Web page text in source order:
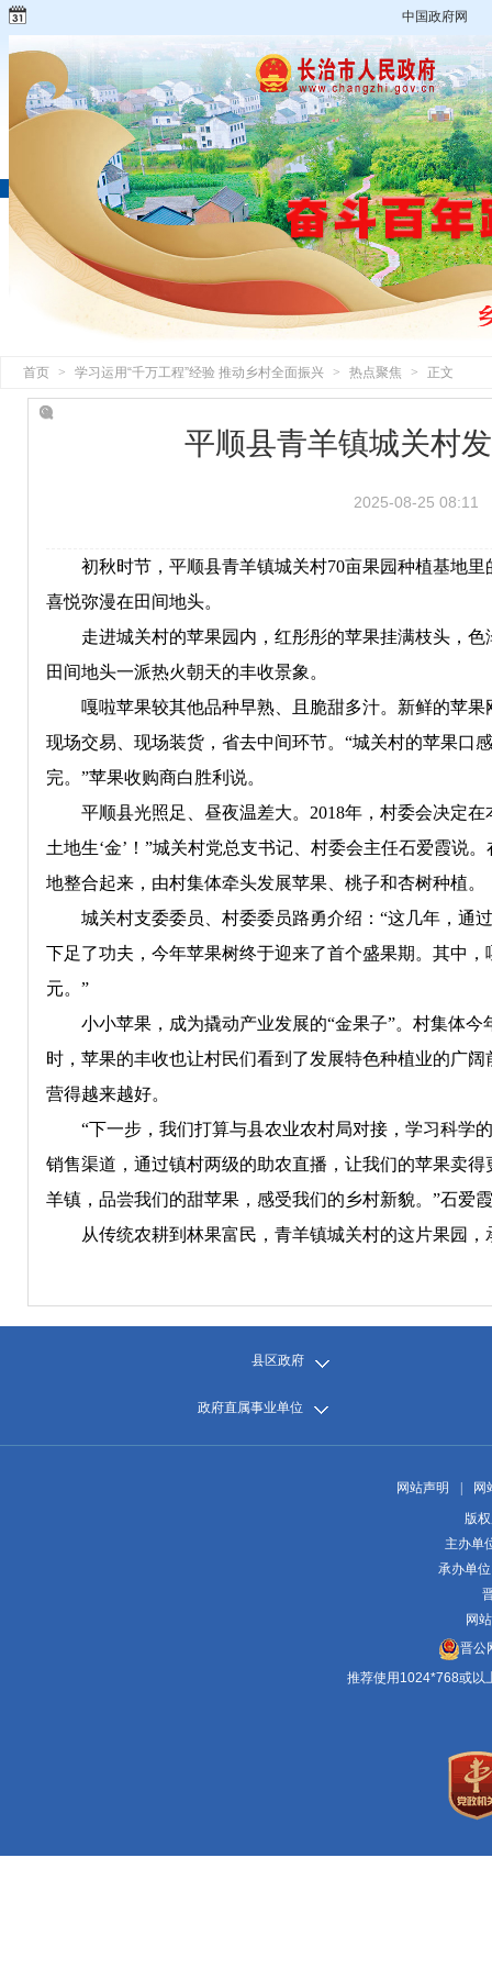
中国政府网
首页 > 学习运用“千万工程”经验 推动乡村全面振兴 > 热点聚焦 > 正文
平顺县青羊镇城关村
2025-08-25 08:11
初秋时节，平顺县青羊镇城关村70亩果园种植基地里
喜悦弥漫在田间地头。
走进城关村的苹果园内，红彤彤的苹果挂满枝头，色
田间地头一派热火朝天的丰收景象。
嘎啦苹果较其他品种早熟、且脆甜多汁。新鲜的苹果
现场交易、现场装货，省去中间环节。“城关村的苹果口
完。”苹果收购商白胜利说。
平顺县光照足、昼夜温差大。2018年，村委会决定在
土地生‘金’！”城关村党总支书记、村委会主任石爱霞说
地整合起来，由村集体牵头发展苹果、桃子和杏树种植。
城关村支委委员、村委委员路勇介绍：“这几年，通
下足了功夫，今年苹果树终于迎来了首个盛果期。其中
元。”
小小苹果，成为撬动产业发展的“金果子”。村集体今
时，苹果的丰收也让村民们看到了发展特色种植业的广
营得越来越好。
“下一步，我们打算与县农业农村局对接，学习科学
销售渠道，通过镇村两级的助农直播，让我们的苹果卖
羊镇，品尝我们的甜苹果，感受我们的乡村新貌。”石爱
从传统农耕到林果富民，青羊镇城关村的这片果园，
县区政府
政府直属事业单位
网站声明
网
版
主办单
承办单
网
晋公
推荐使用1024*768或以